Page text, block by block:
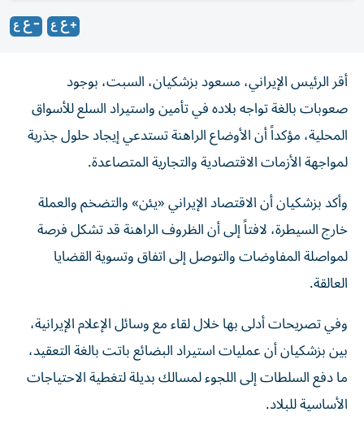
أقر الرئيس الإيراني، مسعود بزشكيان، السبت، بوجود
صعوبات بالغة تواجه بلاده في تأمين واستيراد السلع للأسواق
المحلية، مؤكداً أن الأوضاع الراهنة تستدعي إيجاد حلول جذرية
لمواجهة الأزمات الاقتصادية والتجارية المتصاعدة.
وأكد بزشكيان أن الاقتصاد الإيراني «يئن» والتضخم والعملة
خارج السيطرة، لافتاً إلى أن الظروف الراهنة قد تشكل فرصة
لمواصلة المفاوضات والتوصل إلى اتفاق وتسوية القضايا
العالقة.
وفي تصريحات أدلى بها خلال لقاء مع وسائل الإعلام الإيرانية،
بين بزشكيان أن عمليات استيراد البضائع باتت بالغة التعقيد،
ما دفع السلطات إلى اللجوء لمسالك بديلة لتغطية الاحتياجات
الأساسية للبلاد.